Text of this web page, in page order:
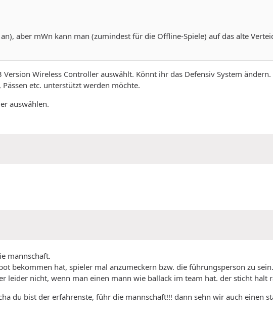
aber mWn kann man (zumindest für die Offline-Spiele) auf das alte
Wireless Controller auswählt. Könnt ihr das Defensiv System ändern.
etc. unterstützt werden möchte.
auswählen.
mannschaft.
bekommen hat, spieler mal anzumeckern bzw. die führungsperson zu sein.
leider nicht, wenn man einen mann wie ballack im team hat. der sticht halt
du bist der erfahrenste, führ die mannschaft!!! dann sehn wir auch einen